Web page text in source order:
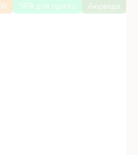
SPA для одного Аюрведа